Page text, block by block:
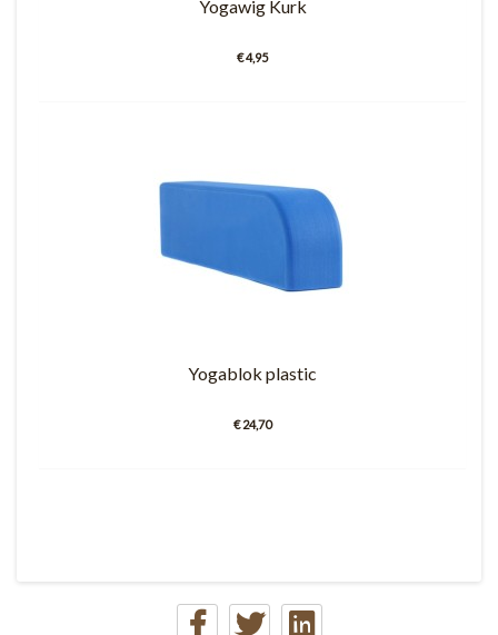
Yogawig Kurk
€ 4,95
Yogablok plastic
€ 24,70